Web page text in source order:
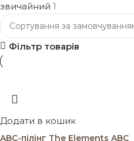
звичайний 1
Фільтр товарів
Додати в кошик
ABC-пілінг The Elements ABC